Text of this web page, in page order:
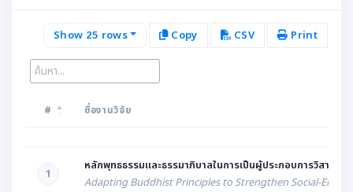
Show 25 rows Copy CSV Print
# ชื่องานวิจัย
1
หลักพุทธธรรมและธรรมาภิบาลในการเป็นผู้ประกอบการวิสาหกิ
Adapting Buddhist Principles to Strengthen Social-